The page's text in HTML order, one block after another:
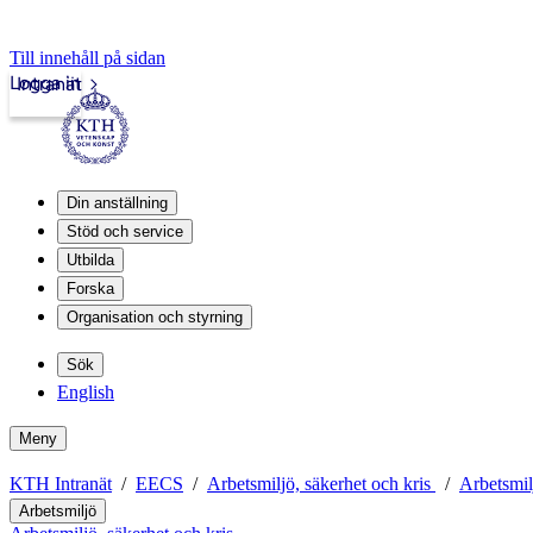
Till innehåll på sidan
Intranät
Logga in
Din anställning
Stöd och service
Utbilda
Forska
Organisation och styrning
Sök
English
Meny
KTH Intranät EECS Arbetsmiljö, säkerhet och kris
Arbetsmiljö